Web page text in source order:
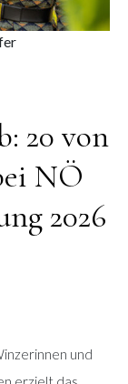
20 von
NÖ
2026
und